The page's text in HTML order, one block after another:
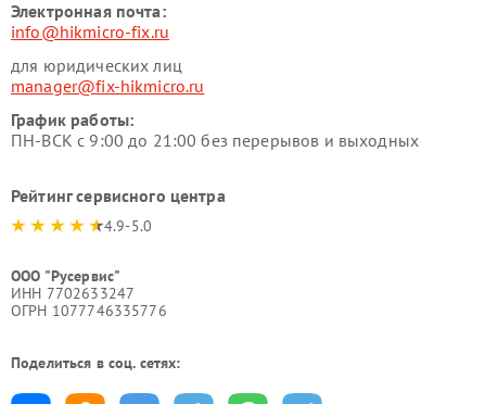
Электронная почта:
info@hikmicro-fix.ru
для юридических лиц
manager@fix-hikmicro.ru
График работы:
ПН-ВСК с 9:00 до 21:00 без перерывов и выходных
Рейтинг сервисного центра
4.9-5.0
ООО "Русервис"
ИНН 7702633247
ОГРН 1077746335776
Поделиться в соц. сетях: